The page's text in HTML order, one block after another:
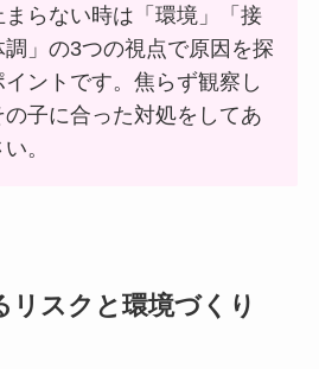
まらない時は「環境」「接
調」の3つの視点で原因を探
イントです。焦らず観察し
の子に合った対処をしてあ
。
リスクと環境づくり